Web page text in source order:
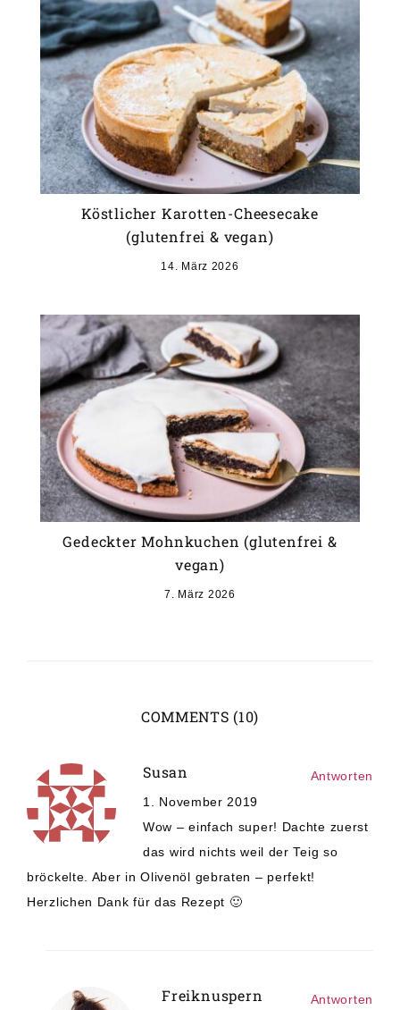
Köstlicher Karotten-Cheesecake
(glutenfrei & vegan)
14. März 2026
Gedeckter Mohnkuchen (glutenfrei &
vegan)
7. März 2026
COMMENTS (10)
Susan
1. November 2019
Wow – einfach super! Dachte zuerst
das wird nichts weil der Teig so
bröckelte. Aber in Olivenöl gebraten – perfekt!
Herzlichen Dank für das Rezept 🙂
Antworten
Freiknuspern Antworten